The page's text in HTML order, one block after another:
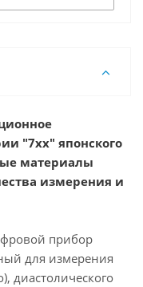
"7xx" японского
материалы
измерения и
прибор
для измерения
диастолического